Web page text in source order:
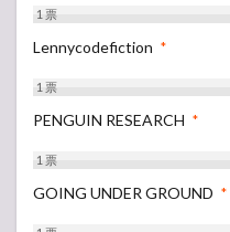
1票
Lennycodefiction *
1票
PENGUIN RESEARCH *
1票
GOING UNDER GROUND *